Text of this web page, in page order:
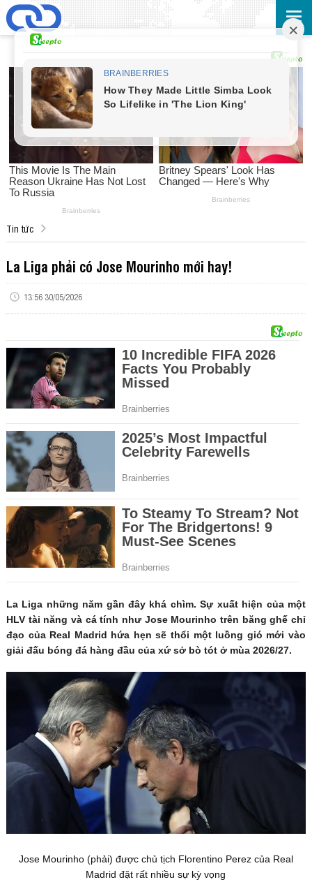
Tin tức
La Liga phải có Jose Mourinho mới hay!
13:56 30/05/2026
La Liga những năm gần đây khá chìm. Sự xuất hiện của một
HLV tài năng và cá tính như Jose Mourinho trên băng ghế chỉ
đạo của Real Madrid hứa hẹn sẽ thổi một luồng gió mới vào
giải đấu bóng đá hàng đầu của xứ sở bò tót ở mùa 2026/27.
Jose Mourinho (phải) được chủ tịch Florentino Perez của Real
Madrid đặt rất nhiều sự kỳ vọng